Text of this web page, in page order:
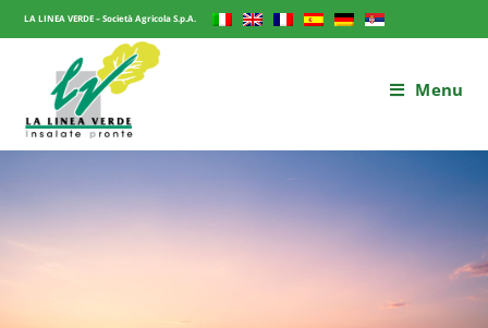
LA LINEA VERDE – Società Agricola S.p.A.
Menu